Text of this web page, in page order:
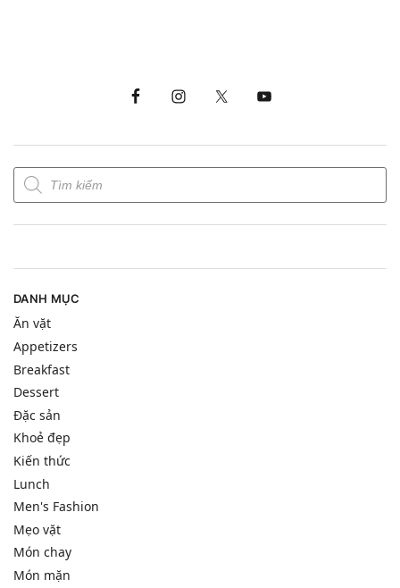
DANH MỤC
Ăn vặt
Appetizers
Breakfast
Dessert
Đặc sản
Khoẻ đẹp
Kiến thức
Lunch
Men's Fashion
Mẹo vặt
Món chay
Món mặn